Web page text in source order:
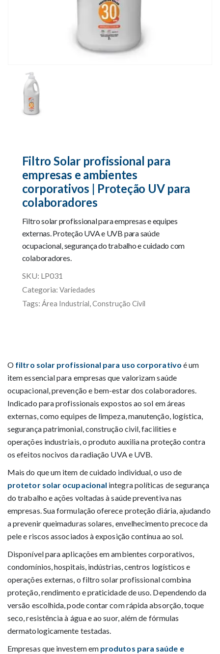
Filtro Solar profissional para
empresas e ambientes
corporativos | Proteção UV para
colaboradores
Filtro solar profissional para empresas e equipes
externas. Proteção UVA e UVB para saúde
ocupacional, segurança do trabalho e cuidado com
colaboradores.
SKU: LP031
Categoria: Variedades
Tags: Área Industrial Construção Civil
O filtro solar profissional para uso corporativo é um
item essencial para empresas que valorizam saúde
ocupacional, prevenção e bem-estar dos colaboradores.
Indicado para profissionais expostos ao sol em áreas
externas, como equipes de limpeza, manutenção, logística,
segurança patrimonial, construção civil, facilities e
operações industriais, o produto auxilia na proteção contra
os efeitos nocivos da radiação UVA e UVB.
Mais do que um item de cuidado individual, o uso de
protetor solar ocupacional integra políticas de segurança
do trabalho e ações voltadas à saúde preventiva nas
empresas. Sua formulação oferece proteção diária, ajudando
a prevenir queimaduras solares, envelhecimento precoce da
pele e riscos associados à exposição contínua ao sol.
Disponível para aplicações em ambientes corporativos,
condomínios, hospitais, indústrias, centros logísticos e
operações externas, o filtro solar profissional combina
proteção, rendimento e praticidade de uso. Dependendo da
versão escolhida, pode contar com rápida absorção, toque
seco, resistência à água e ao suor, além de fórmulas
dermatologicamente testadas.
Empresas que investem em produtos para saúde e